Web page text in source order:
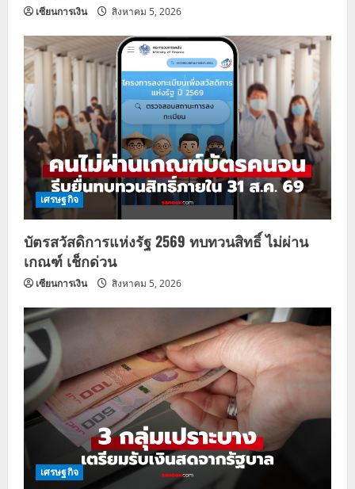
เซียนการเงิน สิงหาคม 5, 2026
เศรษฐกิจ
บัตรสวัสดิการแห่งรัฐ 2569 ทบทวนสิทธิ์ ไม่ผ่าน
เกณฑ์ เช็กด่วน
เซียนการเงิน สิงหาคม 5, 2026
เศรษฐกิจ